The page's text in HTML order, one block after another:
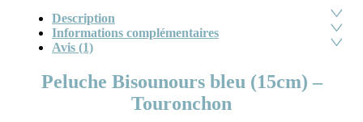
Description
Informations complémentaires
Avis (1)
Peluche Bisounours bleu (15cm) –
Touronchon